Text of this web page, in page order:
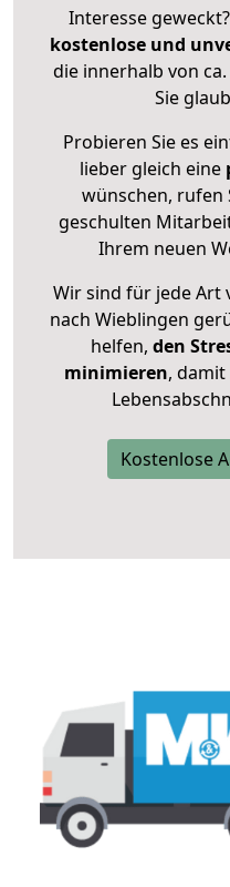
Interesse geweckt?
kostenlose und
die innerhalb von
Sie
Probieren Sie es
lieber gleich eine
wünschen, rufen
geschulten
Ihrem neuen
Wir sind für jede Art
nach Wieblingen
helfen, den
minimieren,
Kostenlose